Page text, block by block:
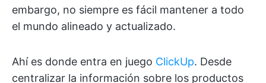
embargo, no siempre es fácil mantener a todo
el mundo alineado y actualizado.
Ahí es donde entra en juego ClickUp. Desde
centralizar la información sobre los productos